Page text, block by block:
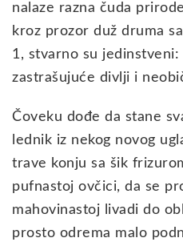
nalaze razna čuda
kroz prozor duž druma
1, stvarno su
zastrašujuće divlji i
Čoveku dođe da stane
lednik iz nekog novog
trave konju sa šik
pufnastoj ovčici, da se
mahovinastoj livadi do
prosto odrema malo